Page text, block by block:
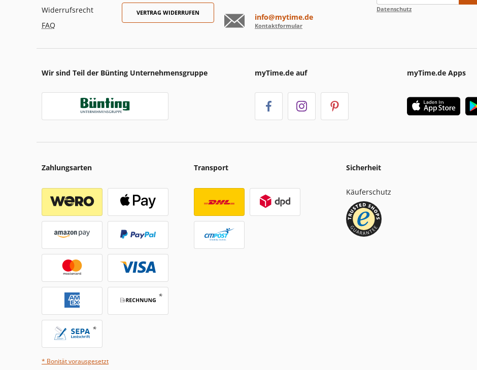
Widerrufsrecht
FAQ
VERTRAG WIDERRUFEN info@mytime.de
Kontaktformular
Datenschutz
Wir sind Teil der Bünting Unternehmensgruppe myTime.de auf myTime.de Apps
Zahlungsarten
* Bonität vorausgesetzt
Transport Sicherheit
Käuferschutz